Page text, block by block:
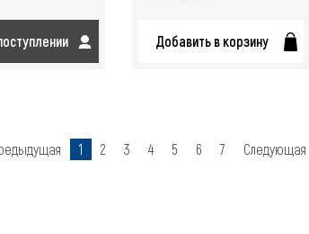
Добавить в корзину
1 2 3 4 5 6 7 Следующая